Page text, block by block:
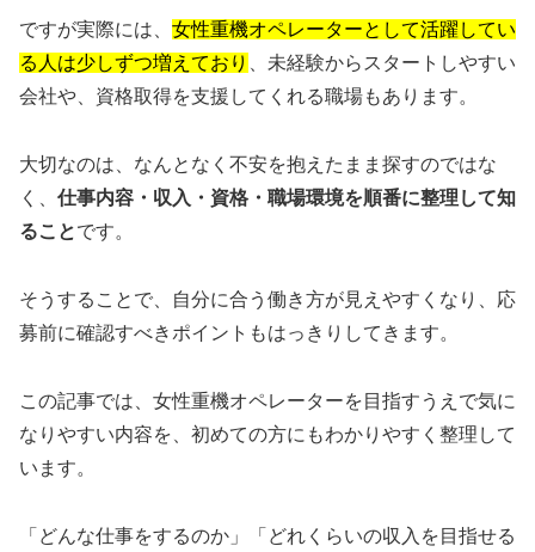
ですが実際には、 女性重機オペレーターとして活躍してい
る人は少しずつ増えており
、未経験からスタートしやすい
会社や、資格取得を支援してくれる職場もあります。
大切なのは、なんとなく不安を抱えたまま探すのではな
く、 仕事内容・収入・資格・職場環境を順番に整理して知
ることです。
そうすることで、自分に合う働き方が見えやすくなり、応
募前に確認すべきポイントもはっきりしてきます。
この記事では、女性重機オペレーターを目指すうえで気に
なりやすい内容を、初めての方にもわかりやすく整理して
います。
「どんな仕事をするのか」「どれくらいの収入を目指せる